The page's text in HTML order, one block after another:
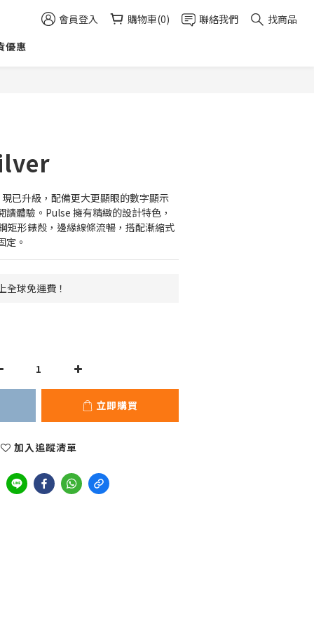
會員登入 購物車(0) 聯絡我們
找商品
優惠
已升級，配備更大更顯眼的數字顯示
體驗。Pulse 擁有精緻的設計特色，
矩形錶殼，邊緣線條流暢，搭配漸縮式
定。
全球免運費！
立即購買
加入追蹤清單